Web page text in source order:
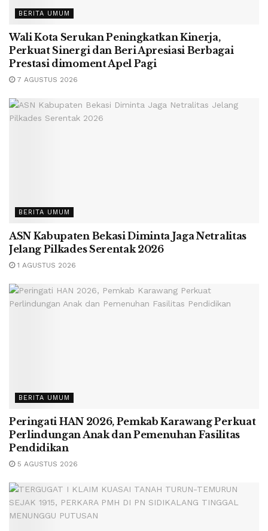
BERITA UMUM
Wali Kota Serukan Peningkatkan Kinerja,
Perkuat Sinergi dan Beri Apresiasi Berbagai
Prestasi dimoment Apel Pagi
7 AGUSTUS 2026
BERITA UMUM
ASN Kabupaten Bekasi Diminta Jaga Netralitas
Jelang Pilkades Serentak 2026
1 AGUSTUS 2026
BERITA UMUM
Peringati HAN 2026, Pemkab Karawang Perkuat
Perlindungan Anak dan Pemenuhan Fasilitas
Pendidikan
5 AGUSTUS 2026